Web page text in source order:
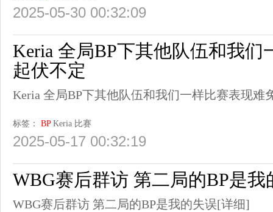
2025-05-30 00:32:09
Keria 全局BP下其他队伍和我们
起伏不定
Keria 全局BP下其他队伍和我们一样比赛表现难
标签： BP Keria 比赛
2025-05-17 00:32:19
WBG赛后群访 第二局的BP是我
WBG赛后群访 第二局的BP是我的失误[详细]